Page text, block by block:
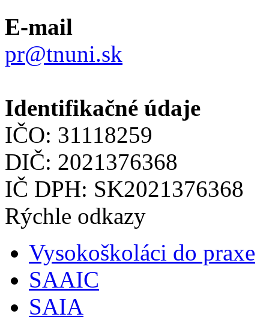
E-mail
pr@tnuni.sk
Identifikačné údaje
IČO: 31118259
DIČ: 2021376368
IČ DPH: SK2021376368
Rýchle odkazy
Vysokoškoláci do praxe
SAAIC
SAIA